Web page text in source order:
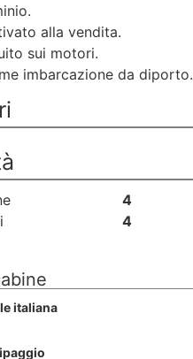
alla vendita.
sui motori.
imbarcazione da diporto.
4
4
italiana